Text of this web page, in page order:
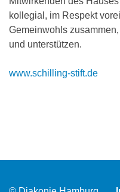
kollegial, im Respekt
Gemeinwohls
und unterstützen.
www.schilling-stift.de